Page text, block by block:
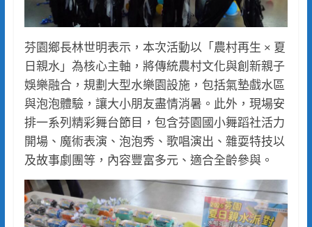
芬園鄉長林世明表示，本次活動以「農村再生 × 夏
日親水」為核心主軸，將傳統農村文化與創新親子
娛樂融合，規劃大型水樂園設施，包括氣墊戲水區
與泡泡體驗，讓大小朋友盡情消暑。此外，現場安
排一系列精彩舞台節目，包含芬園國小舞蹈社活力
開場、魔術表演、泡泡秀、歌唱演出、雜耍特技以
及故事劇團等，內容豐富多元、適合全齡參與。